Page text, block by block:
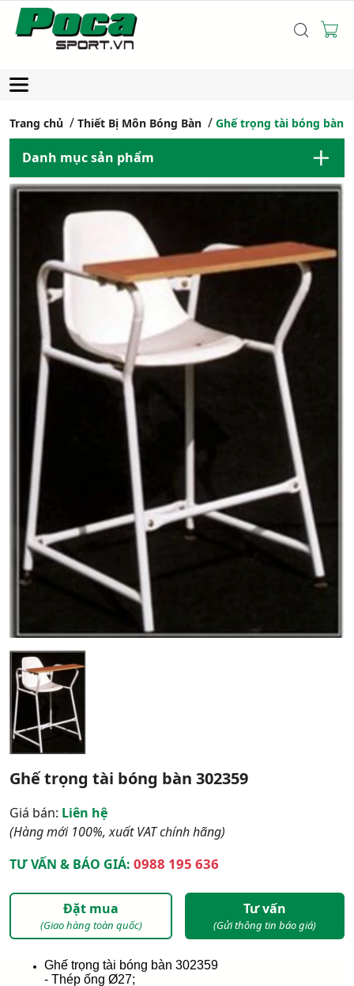
Trang chủ Thiết Bị Môn Bóng Bàn Ghế trọng tài bóng bàn
Danh mục sản phẩm
Ghế trọng tài bóng bàn 302359
Giá bán: Liên hệ
(Hàng mới 100%, xuất VAT chính hãng)
TƯ VẤN & BÁO GIÁ: 0988 195 636
Đặt mua
(Giao hàng toàn quốc)
Tư vấn
(Gửi thông tin báo giá)
Ghế trọng tài bóng bàn 302359
- Thép ống Ø27;